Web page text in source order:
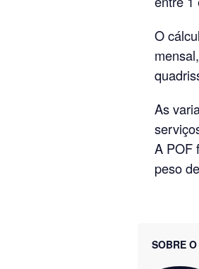
O
As
A POF
peso
SOBRE